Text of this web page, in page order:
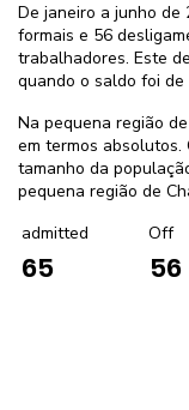
De janeiro a junho de
formais e 56
trabalhadores. Este
quando o saldo foi de
Na pequena região
em termos absolutos.
tamanho da
pequena região de
admitted
65
Off
56